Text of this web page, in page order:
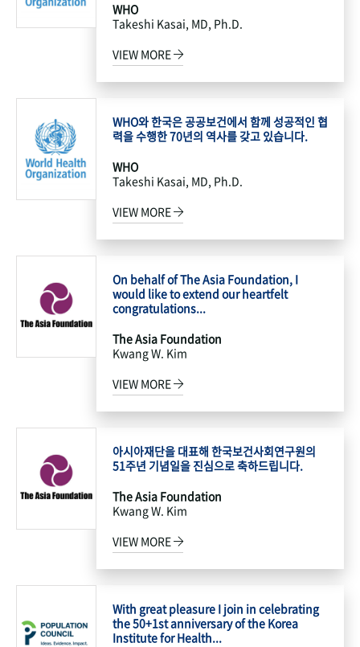
WHO
Takeshi Kasai, MD, Ph.D.
VIEW MORE
WHO와 한국은 공공보건에서 함께 성공적인 협
력을 수행한 70년의 역사를 갖고 있습니다.
WHO
Takeshi Kasai, MD, Ph.D.
VIEW MORE
On behalf of The Asia Foundation, I
would like to extend our heartfelt
congratulations...
The Asia Foundation
Kwang W. Kim
VIEW MORE
아시아재단을 대표해 한국보건사회연구원의
51주년 기념일을 진심으로 축하드립니다.
The Asia Foundation
Kwang W. Kim
VIEW MORE
With great pleasure I join in celebrating
the 50+1st anniversary of the Korea
Institute for Health...